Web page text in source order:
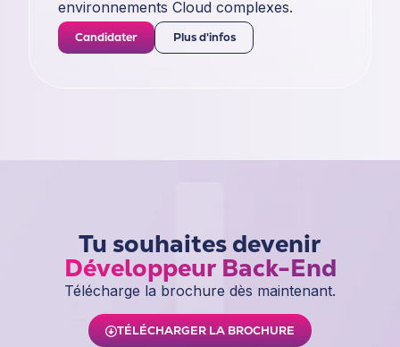
environnements Cloud complexes.
Candidater Plus d'infos
Tu souhaites devenir
Développeur Back-End
Télécharge la brochure dès maintenant.
TÉLÉCHARGER LA BROCHURE